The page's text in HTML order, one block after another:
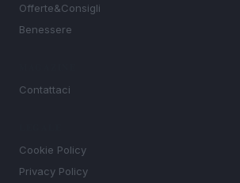
Offerte&Consigli
Benessere
Contattaci
Cookie Policy
Privacy Policy